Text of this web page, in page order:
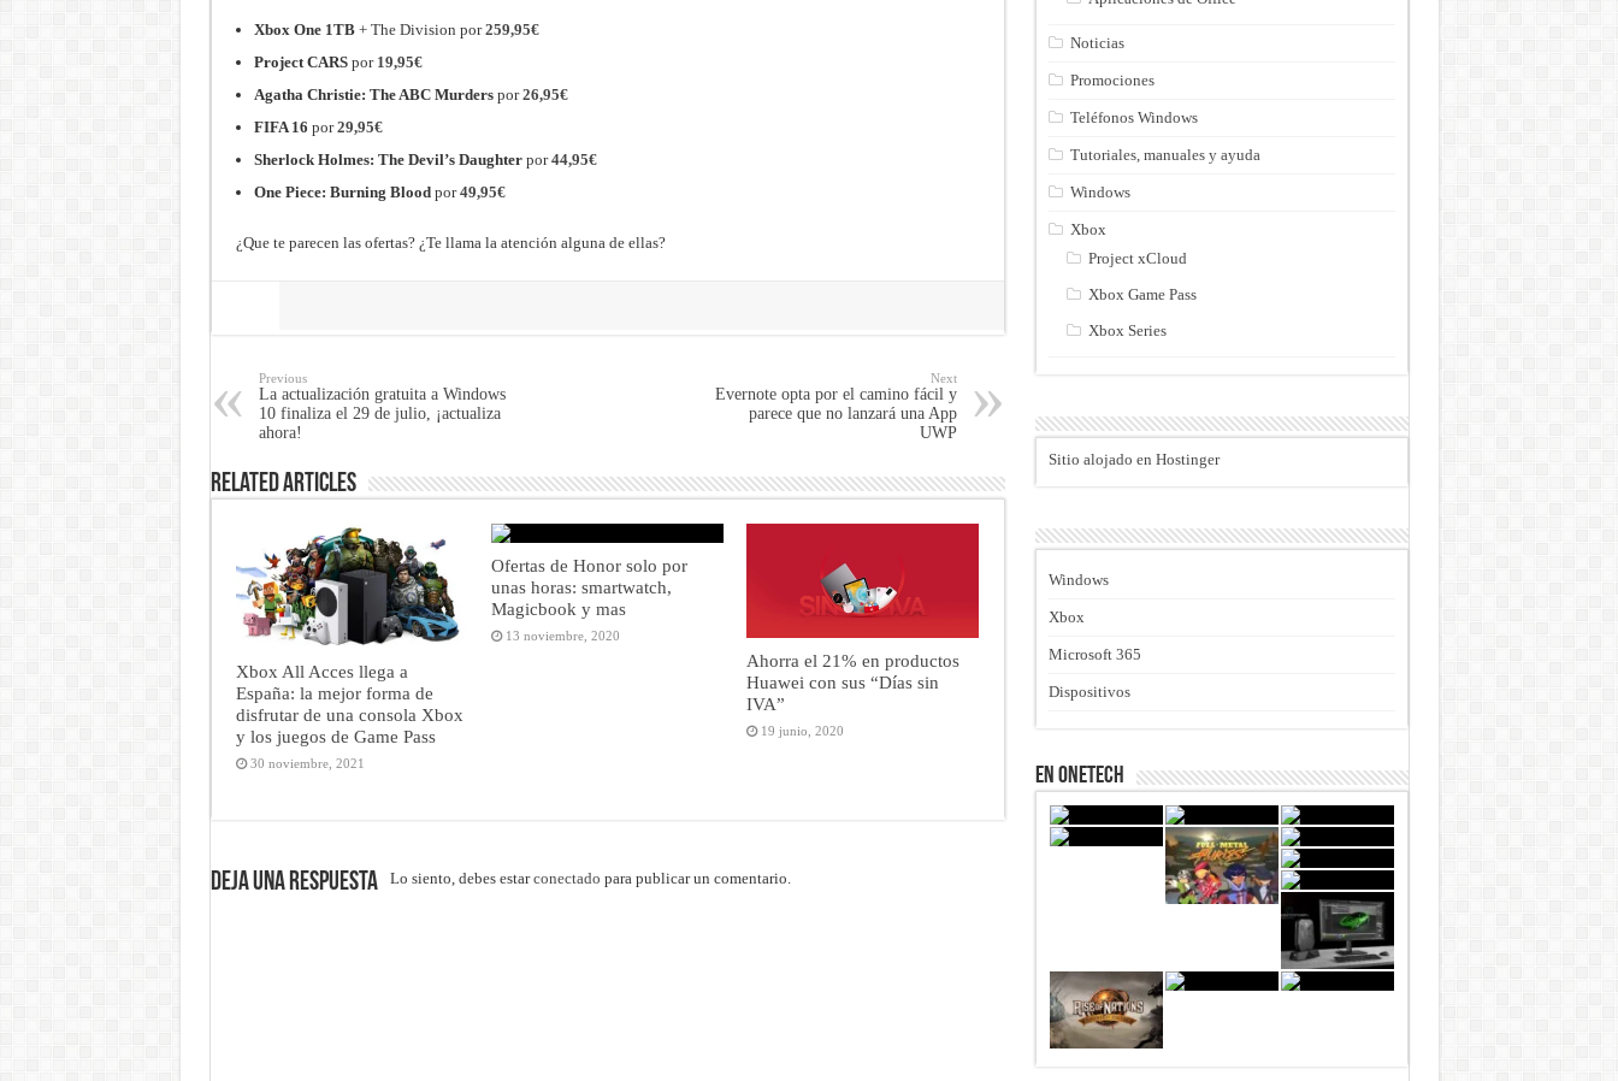
Xbox One 1TB + The Division por259,95€
Project CARSpor 19,95€
Agatha Christie: The ABC Murderspor26,95€
FIFA 16 por29,95€
Sherlock Holmes: The Devil’s Daughterpor44,95€
One Piece: Burning Bloodpor49,95€
¿Que te parecen las ofertas? ¿Te llama la atención alguna de ellas?
Previous
La actualización gratuita a Windows
10 finaliza el 29 de julio, ¡actualiza
ahora!
Next
Evernote opta por el camino fácil y
parece que no lanzará una App
UWP
Related Articles
Xbox All Acces llega a
España: la mejor forma de
disfrutar de una consola Xbox
y los juegos de Game Pass
30 noviembre, 2021
Ofertas de Honor solo por
unas horas: smartwatch,
Magicbook y mas
13 noviembre, 2020
Ahorra el 21% en productos
Huawei con sus “Días sin
IVA”
19 junio, 2020
Deja una respuesta Lo siento, debes estarconectado para publicar un comentario.
Noticias
Promociones
Teléfonos Windows
Tutoriales, manuales y ayuda
Windows
Xbox
Project xCloud
Xbox Game Pass
Xbox Series
Sitio alojado en Hostinger
Windows
Xbox
Microsoft 365
Dispositivos
En Onetech